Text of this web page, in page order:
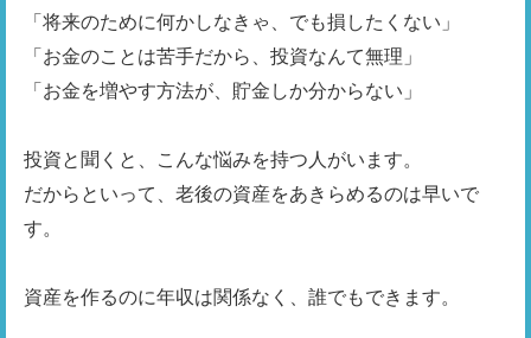
「将来のために何かしなきゃ、でも損したくない」
「お金のことは苦手だから、投資なんて無理」
「お金を増やす方法が、貯金しか分からない」
投資と聞くと、こんな悩みを持つ人がいます。
だからといって、老後の資産をあきらめるのは早いで
す。
資産を作るのに年収は関係なく、誰でもできます。